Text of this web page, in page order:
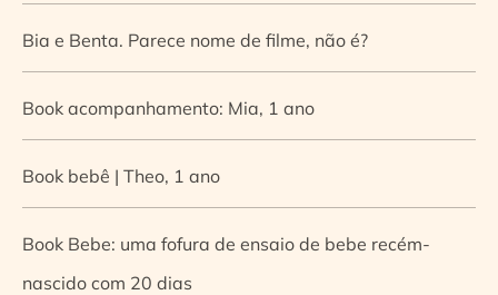
Bia e Benta. Parece nome de filme, não é?
Book acompanhamento: Mia, 1 ano
Book bebê | Theo, 1 ano
Book Bebe: uma fofura de ensaio de bebe recém-
nascido com 20 dias